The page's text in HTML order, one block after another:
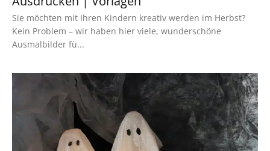
Sie möchten mit Ihren Kindern kreativ werden im Herbst?
Kein Problem – wir haben hier viele, wunderschöne
Ausmalbilder fü...